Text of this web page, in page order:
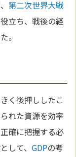
第二次世界大戦
立ち、戦後の経
。
く後押ししたこ
れた資源を効率
確に把握する必
して、GDPの考